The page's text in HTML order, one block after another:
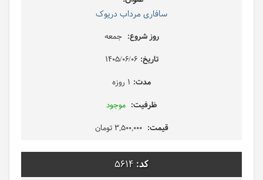
سافاری مرداب دریوک
جمعه
1405/06/06
1 روزه
موجود
3,500,000 تومان
5614